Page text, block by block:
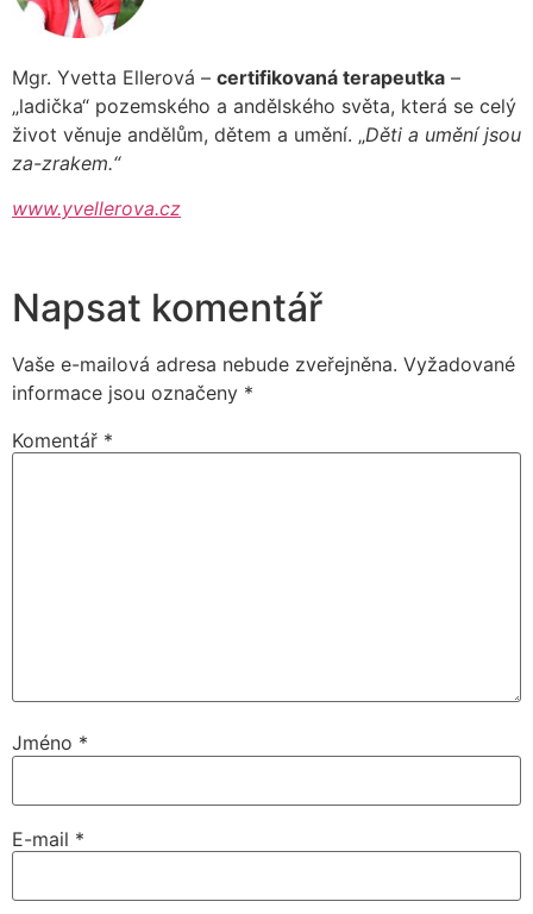
Mgr. Yvetta Ellerová – certifikovaná terapeutka –
„ladička“ pozemského a andělského světa, která se celý
život věnuje andělům, dětem a umění. „Děti a umění jsou
za-zrakem.“
www.yvellerova.cz
Napsat komentář
Vaše e-mailová adresa nebude zveřejněna. Vyžadované
informace jsou označeny *
Komentář *
Jméno *
E-mail *